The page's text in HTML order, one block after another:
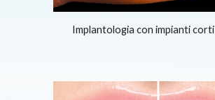
Implantologia con impianti corti